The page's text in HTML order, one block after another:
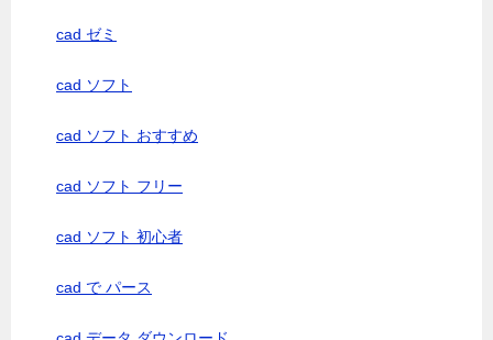
cad ゼミ
cad ソフト
cad ソフト おすすめ
cad ソフト フリー
cad ソフト 初心者
cad で パース